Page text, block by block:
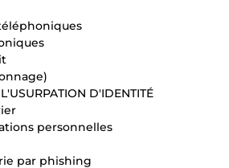
D'IDENTITÉ
personnelles
par phishing